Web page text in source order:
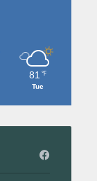
81 ℉
Tue